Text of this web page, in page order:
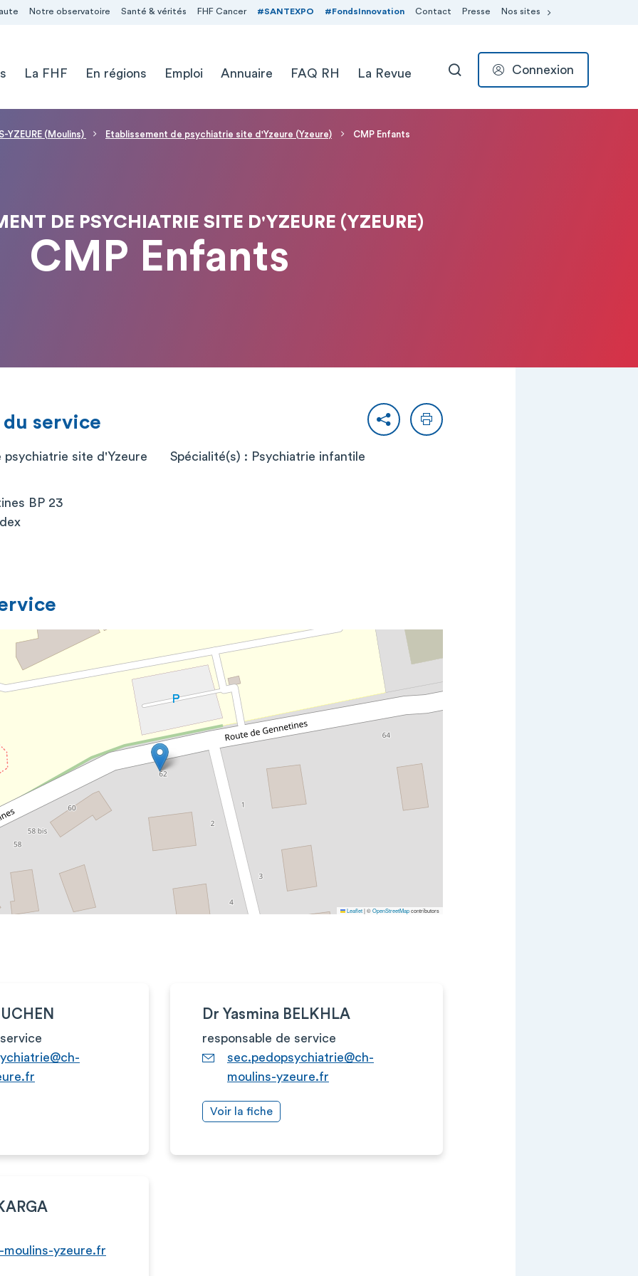
Notre observatoire Santé & vérités FHF Cancer #SANTEXPO #FondsInnovation Contact Presse Nos sites
La FHF En régions Emploi Annuaire FAQ RH La Revue RECHERCHER
Connexion
YZEURE (Moulins) Etablissement de psychiatrie site d'Yzeure (Yzeure) CMP Enfants
DE PSYCHIATRIE SITE D'YZEURE (YZEURE)
CMP Enfants
PartagerImprimer
service
psychiatrie site d'Yzeure
BP 23
Spécialité(s) : Psychiatrie infantile
Leaflet|©OpenStreetMapcontributors
Dr Yasmina BELKHLA
responsable de service
sec.pedopsychiatrie@ch-
moulins-yzeure.fr
Voir la fiche
moulins-yzeure.fr